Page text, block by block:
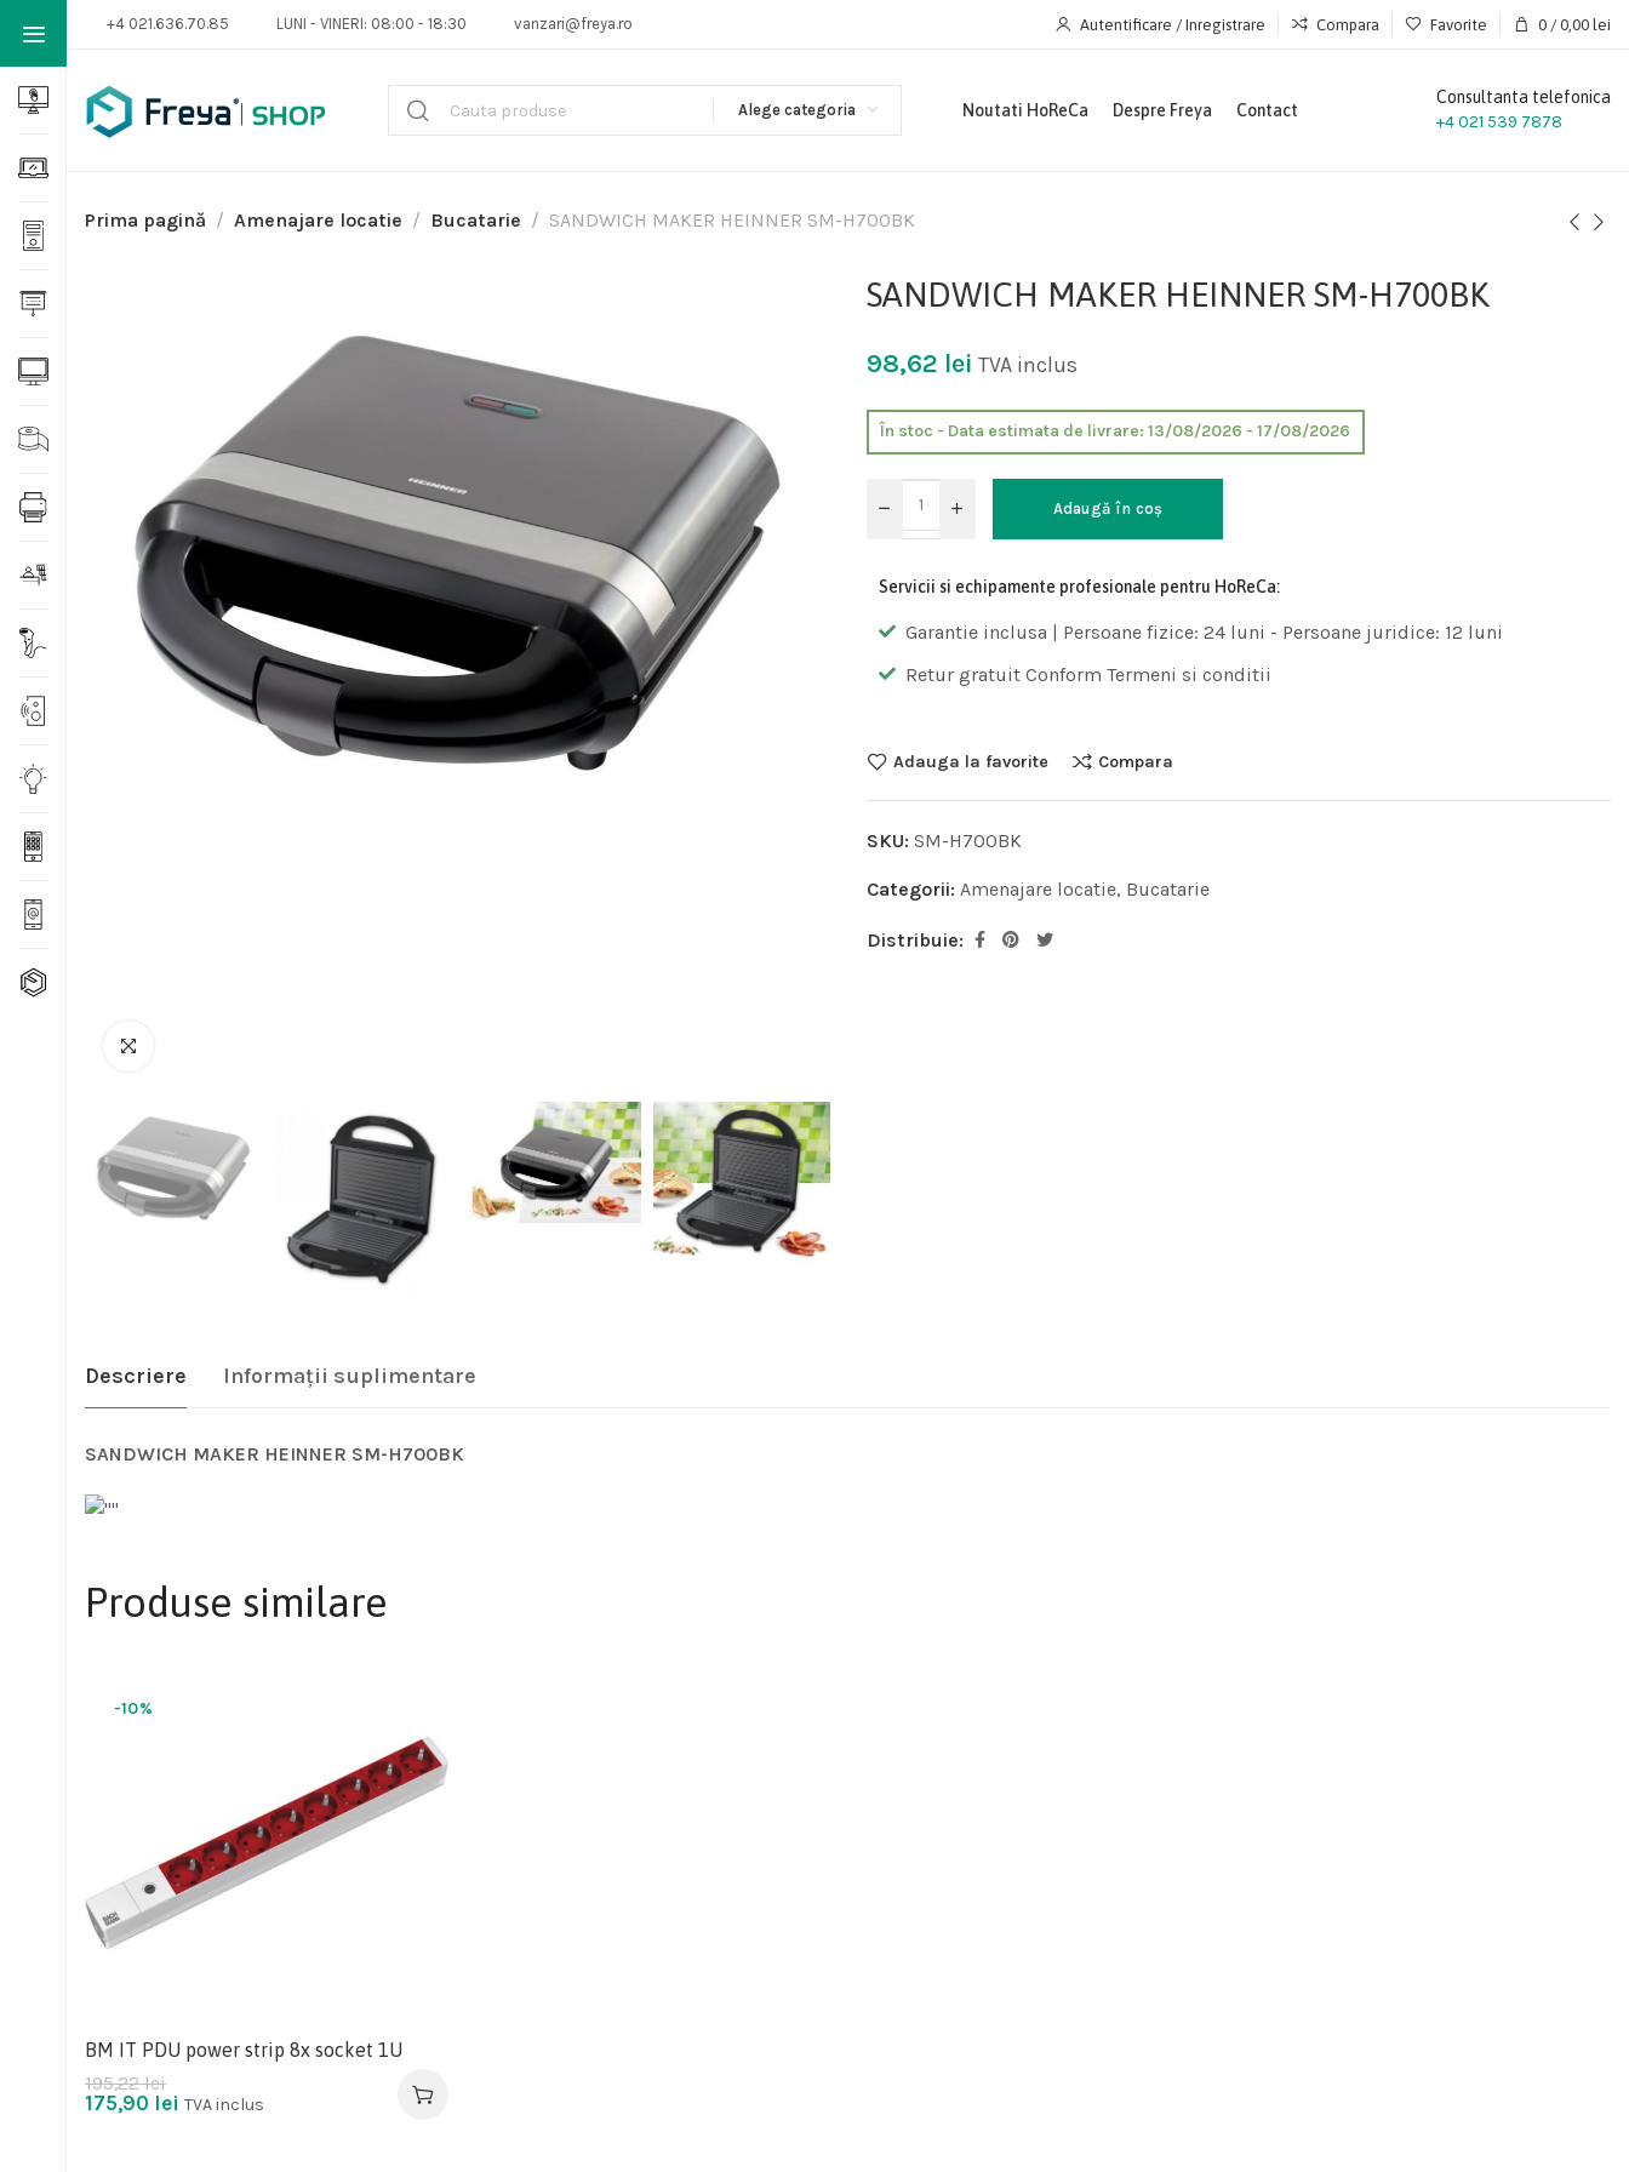
+4 021.636.70.85 LUNI - VINERI: 08:00 - 18:30 vanzari@freya.ro Autentificare / Inregistrare Compara Favorite 0 / 0,00 lei
Alege categoria Noutati HoReCa Despre Freya Contact
Consultanta telefonica
+4 021 539 7878
Prima pagină Amenajare locatie Bucatarie SANDWICH MAKER HEINNER SM-H700BK
SANDWICH MAKER HEINNER SM-H700BK
98,62 lei TVA inclus
În stoc - Data estimata de livrare: 13/08/2026 - 17/08/2026
Adaugă în coș
Servicii si echipamente profesionale pentru HoReCa:
Garantie inclusa | Persoane fizice: 24 luni - Persoane juridice: 12 luni
Retur gratuit Conform Termeni si conditii
Adauga la favorite Compara
SKU: SM-H700BK
Categorii: Amenajare locatie, Bucatarie
Distribuie:
Descriere Informații suplimentare
SANDWICH MAKER HEINNER SM-H700BK
Produse similare
-10%
BM IT PDU power strip 8x socket 1U
195,22lei
175,90 lei TVA inclus